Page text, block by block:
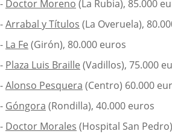
- Doctor Moreno (La Rubia), 85.000
-Arrabal y Títulos (La Overuela),
- La Fe (Girón), 80.000 euros
- Plaza Luis Braille (Vadillos), 75.000
-Alonso Pesquera (Centro) 60.000
- Góngora (Rondilla), 40.000 euros
- Doctor Morales (Hospital San